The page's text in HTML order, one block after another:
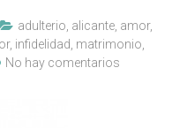
adulterio alicante amor,
, infidelidad matrimonio
No hay comentarios